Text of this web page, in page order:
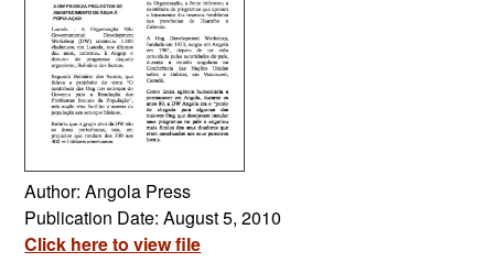
Author: Angola Press
Publication Date: August 5, 2010
Click here to view file